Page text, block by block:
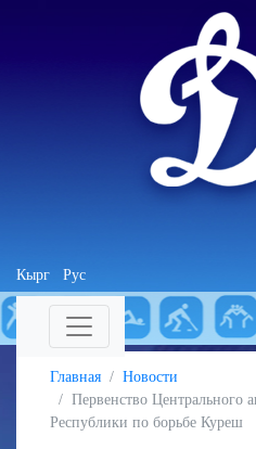
Кырг Рус
Главная
Новости
Первенство Центрального
Республики по борьбе Куреш